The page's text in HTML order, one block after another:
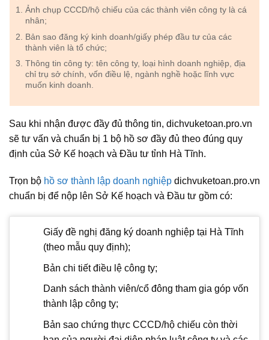
Ảnh chụp CCCD/hộ chiếu của các thành viên công ty là cá
nhân;
Bản sao đăng ký kinh doanh/giấy phép đầu tư của các
thành viên là tổ chức;
Thông tin công ty: tên công ty, loại hình doanh nghiệp, địa
chỉ trụ sở chính, vốn điều lệ, ngành nghề hoặc lĩnh vực
muốn kinh doanh.
Sau khi nhận được đầy đủ thông tin, dichvuketoan.pro.vn
sẽ tư vấn và chuẩn bị 1 bộ hồ sơ đầy đủ theo đúng quy
định của Sở Kế hoạch và Đầu tư tỉnh Hà Tĩnh.
Trọn bộ hồ sơ thành lập doanh nghiệp dichvuketoan.pro.vn
chuẩn bị để nộp lên Sở Kế hoạch và Đầu tư gồm có:
Giấy đề nghị đăng ký doanh nghiệp tại Hà Tĩnh
(theo mẫu quy định);
Bản chi tiết điều lệ công ty;
Danh sách thành viên/cổ đông tham gia góp vốn
thành lập công ty;
Bản sao chứng thực CCCD/hộ chiếu còn thời